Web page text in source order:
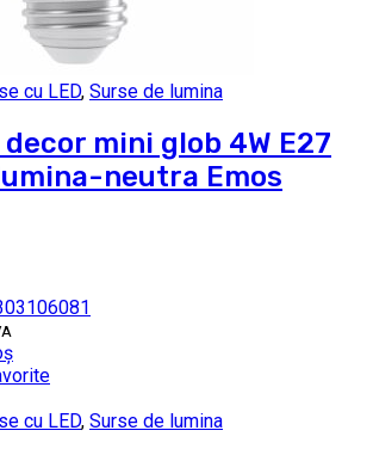
cu LED, Surse de lumina
decor mini glob 4W E27
neutra Emos
cu LED, Surse de lumina